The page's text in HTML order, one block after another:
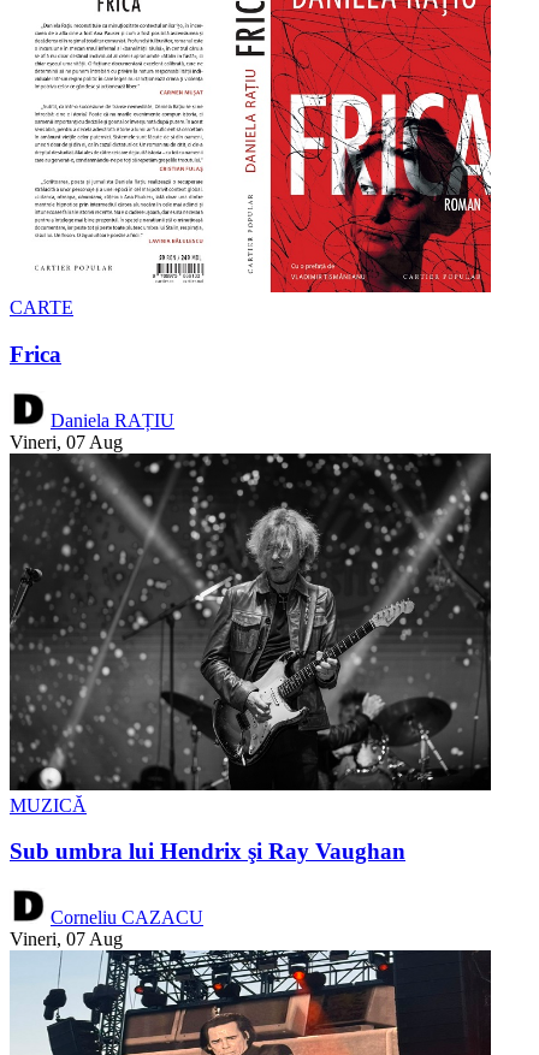
CARTE
Frica
Daniela RAȚIU
Vineri, 07 Aug
MUZICĂ
Sub umbra lui Hendrix şi Ray Vaughan
Corneliu CAZACU
Vineri, 07 Aug